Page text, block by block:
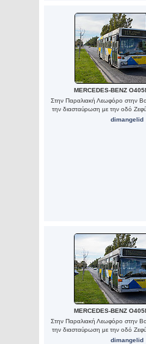
MERCEDES-BENZ
Στην Παραλιακή Λεωφόρο στην
την διασταύρωση με την οδό
dimangelid
MERCEDES-BENZ
Στην Παραλιακή Λεωφόρο στην
την διασταύρωση με την οδό
dimangelid